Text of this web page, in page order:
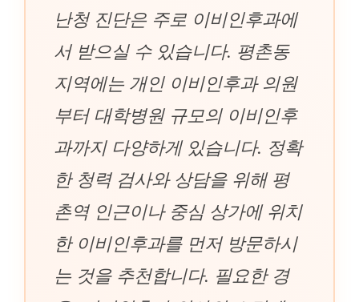
난청 진단은 주로 이비인후과에
서 받으실 수 있습니다. 평촌동
지역에는 개인 이비인후과 의원
부터 대학병원 규모의 이비인후
과까지 다양하게 있습니다. 정확
한 청력 검사와 상담을 위해 평
촌역 인근이나 중심 상가에 위치
한 이비인후과를 먼저 방문하시
는 것을 추천합니다. 필요한 경